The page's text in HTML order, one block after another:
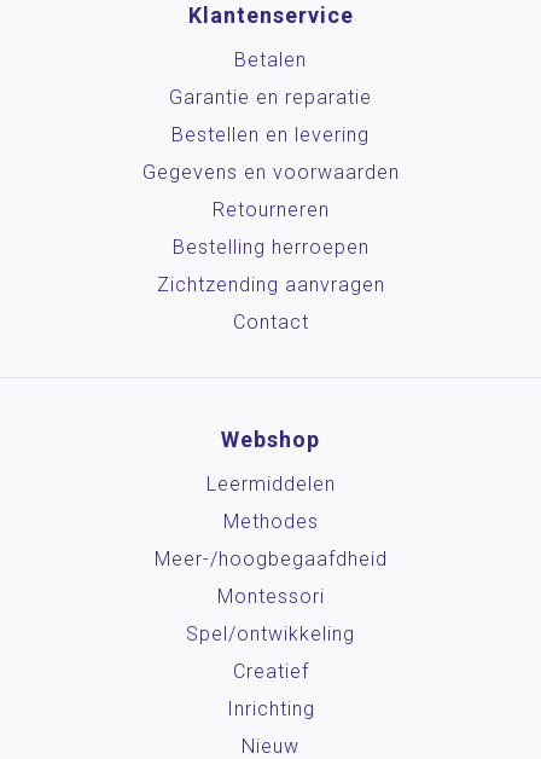
Klantenservice
Betalen
Garantie en reparatie
Bestellen en levering
Gegevens en voorwaarden
Retourneren
Bestelling herroepen
Zichtzending aanvragen
Contact
Webshop
Leermiddelen
Methodes
Meer-/hoog­begaafdheid
Montessori
Spel/ontwikkeling
Creatief
Inrichting
Nieuw